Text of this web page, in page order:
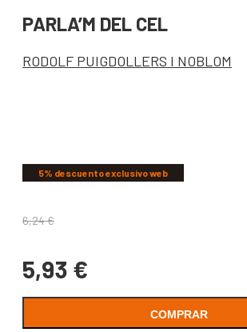
PARLA’M DEL CEL
RODOLF PUIGDOLLERS I NOBLOM
5% descuento exclusivo web
6,24€
5,93 €
COMPRAR